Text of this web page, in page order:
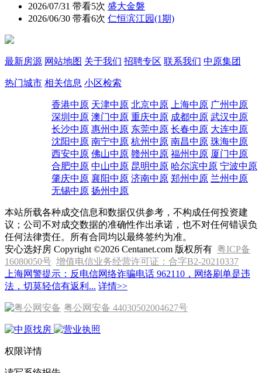
2026/07/31 带看5次 盛大金磐
2026/06/30 带看6次 仁恒滨江园(1期)
最新房源 网站地图 关于我们 招聘专区 联系我们 中原集团
热门城市 相关信息 小区检索
香港中原 天津中原 北京中原 上海中原 广州中原
深圳中原 澳门中原 重庆中原 成都中原 武汉中原
长沙中原 惠州中原 东莞中原 长春中原 大连中原
沈阳中原 南宁中原 杭州中原 南昌中原 珠海中原
西安中原 佛山中原 赣州中原 福州中原 厦门中原
合肥中原 中山中原 昆明中原 哈尔滨中原 宁波中原
肇庆中原 襄阳中原 济南中原 郑州中原 兰州中原
无锡中原 扬州中原
本站所载各种成交信息和数据仅供参考，不构成任何投资建
议；公司不对成交数据的准确性作出承诺，也不对任何错误负
任何法律责任。所有合同均以最终签约为准。
安心选好房 Copyright ©2026 Centanet.com 版权所有 粤ICP备
16080050号 增值电信业务经营许可证：合字B2-20210337
上海网警提示：反电信网络诈骗电话 962110，网络刷单是违
法，切莫轻信有返利... 详情>>
粤公网安备 44030502004627号
权限详情